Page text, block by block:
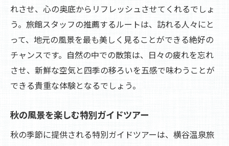
れさせ、心の奥底からリフレッシュさせてくれるでしょ
う。旅館スタッフの推薦するルートは、訪れる人々にと
って、地元の風景を最も美しく見ることができる絶好の
チャンスです。自然の中での散策は、日々の疲れを忘れ
させ、新鮮な空気と四季の移ろいを五感で味わうことが
できる貴重な体験となるでしょう。
秋の風景を楽しむ特別ガイドツアー
秋の季節に提供される特別ガイドツアーは、横谷温泉旅